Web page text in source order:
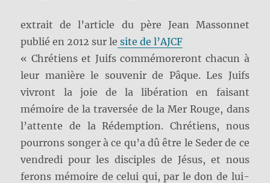
extrait de l’article du père Jean Massonnet
publié en 2012 sur le site de l’AJCF
« Chrétiens et Juifs commémoreront chacun à
leur manière le souvenir de Pâque. Les Juifs
vivront la joie de la libération en faisant
mémoire de la traversée de la Mer Rouge, dans
l’attente de la Rédemption. Chrétiens, nous
pourrons songer à ce qu’a dû être le Seder de ce
vendredi pour les disciples de Jésus, et nous
ferons mémoire de celui qui, par le don de lui-